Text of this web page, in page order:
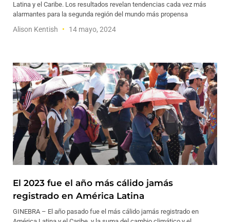
Latina y el Caribe. Los resultados revelan tendencias cada vez más
alarmantes para la segunda región del mundo más propensa
Alison Kentish 14 mayo, 2024
El 2023 fue el año más cálido jamás
registrado en América Latina
GINEBRA – El año pasado fue el más cálido jamás registrado en